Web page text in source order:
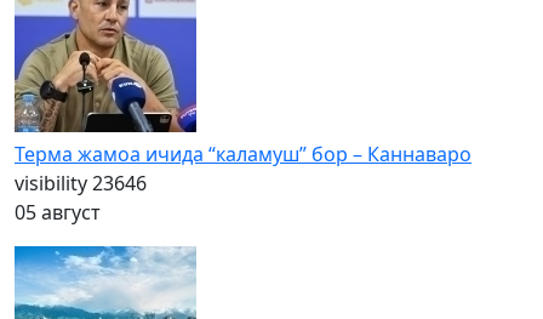
Терма жамоа ичида “каламуш” бор – Каннаваро
visibility23646
05 август